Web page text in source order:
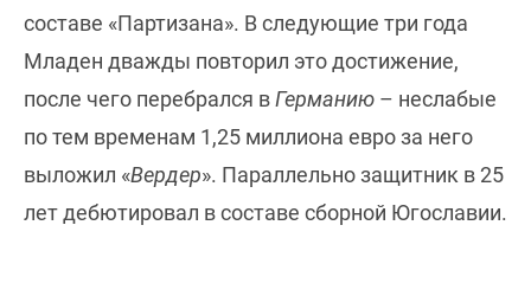
составе «Партизана». В следующие три года
Младен дважды повторил это достижение,
после чего перебрался вГерманию – неслабые
по тем временам 1,25 миллиона евро за него
выложил «Вердер». Параллельно защитник в 25
лет дебютировал в составе сборной Югославии.